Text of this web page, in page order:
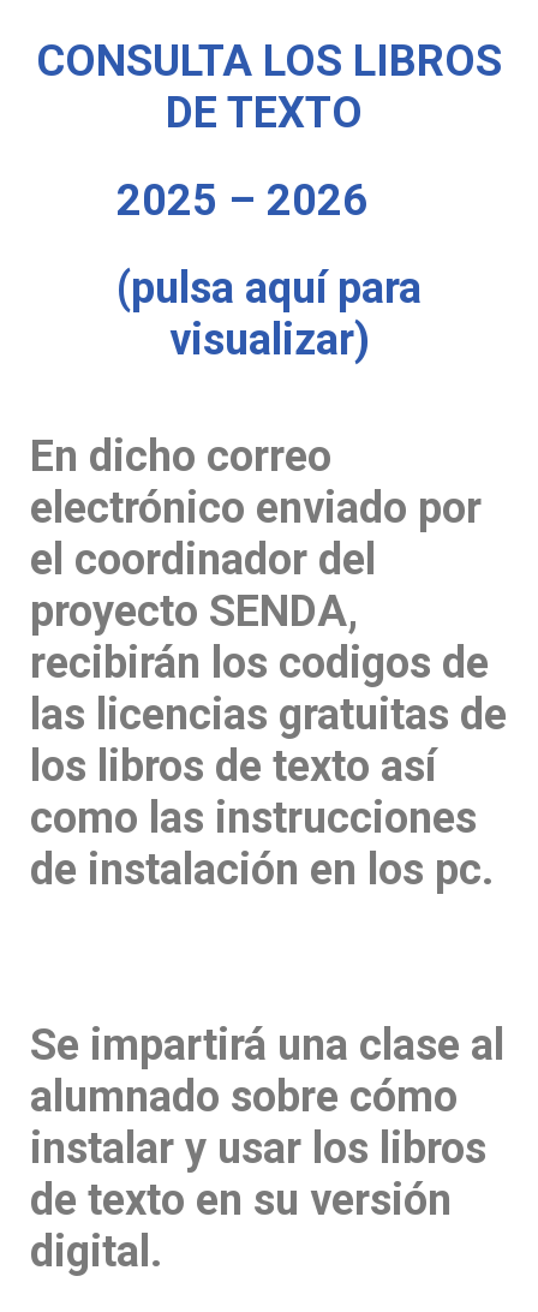
CONSULTA LOS LIBROS
DE TEXTO
2025 – 2026
(pulsa aquí para
visualizar)
En dicho correo
electrónico enviado por
el coordinador del
proyecto SENDA,
recibirán los codigos de
las licencias gratuitas de
los libros de texto así
como las instrucciones
de instalación en los pc.
Se impartirá una clase al
alumnado sobre cómo
instalar y usar los libros
de texto en su versión
digital.